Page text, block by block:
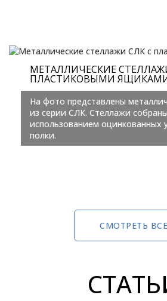
МЕТАЛЛИЧЕСКИЕ
ПЛАСТИКОВЫМИ
На фото представлены
из серии СЛК. Стеллажи
использованием оцинкованных
полки.
СМОТРЕТЬ ВСЕ